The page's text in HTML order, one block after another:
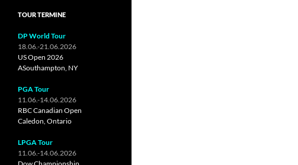
TOUR TERMINE
DP World Tour
18.06.-21.06.2026
US Open 2026
ASouthampton, NY
PGA Tour
11.06.-14.06.2026
RBC Canadian Open
Caledon, Ontario
LPGA Tour
11.06.-14.06.2026